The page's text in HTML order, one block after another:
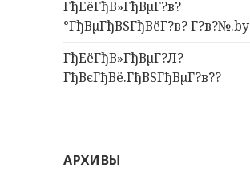
ГђЕёГђВ»ГђВµГ?в?
°ГђВµГђВЅГђВёГ?в? Г?в?№.by
ГђЕёГђВ»ГђВµГ?Л?
ГђВєГђВё.ГђВЅГђВµГ?в??
АРХИВЫ